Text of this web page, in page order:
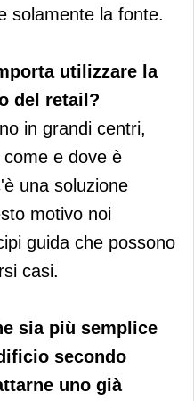
solamente la fonte.
utilizzare la
del retail?
in grandi centri,
e dove è
una soluzione
motivo noi
guida che possono
casi.
sia più semplice
secondo
uno già